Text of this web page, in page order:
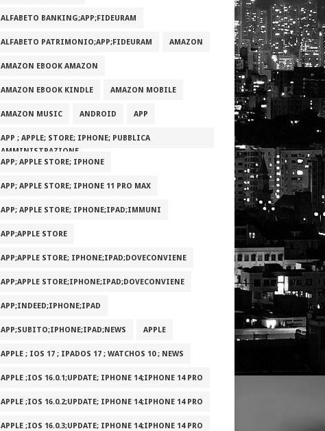
ALFABETO BANKING;APP;FIDEURAM
ALFABETO PATRIMONI‪O‬;APP;FIDEURAM AMAZON
AMAZON EBOOK AMAZON
AMAZON EBOOK KINDLE AMAZON MOBILE
AMAZON MUSIC ANDROID APP
APP ; APPLE; STORE; IPHONE; PUBBLICA
AMMINISTRAZIONE
APP; APPLE STORE; IPHONE
APP; APPLE STORE; IPHONE 11 PRO MAX
APP; APPLE STORE; IPHONE;IPAD;IMMUNI
APP;APPLE STORE
APP;APPLE STORE; IPHONE;IPAD;DOVECONVIENE
APP;APPLE STORE;IPHONE;IPAD;DOVECONVIENE
APP;INDEED;IPHONE;IPAD
APP;SUBITO;IPHONE;IPAD;NEWS APPLE
APPLE ; IOS 17 ; IPADOS 17 ; WATCHOS 10 ; NEWS
APPLE ;IOS 16.0.1;UPDATE; IPHONE 14;IPHONE 14 PRO
APPLE ;IOS 16.0.2;UPDATE; IPHONE 14;IPHONE 14 PRO
APPLE ;IOS 16.0.3;UPDATE; IPHONE 14;IPHONE 14 PRO